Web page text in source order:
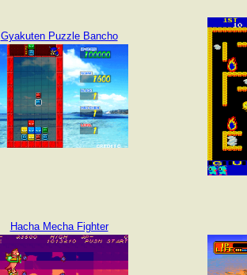
Gyakuten Puzzle Bancho
Hacha Mecha Fighter